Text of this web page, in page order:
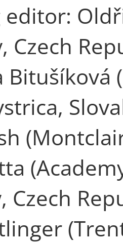
editor:
Czech
Bitušíková
Czech